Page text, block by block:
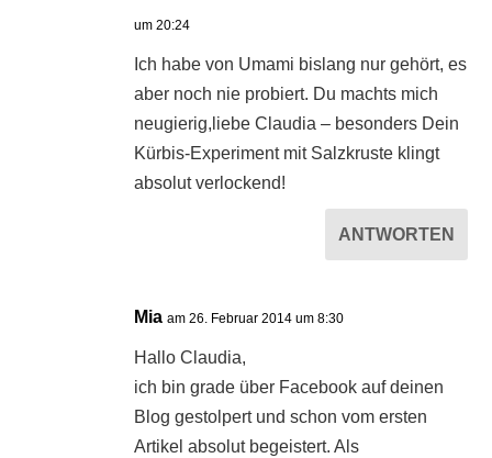
um 20:24
Ich habe von Umami bislang nur gehört, es
aber noch nie probiert. Du machts mich
neugierig,liebe Claudia – besonders Dein
Kürbis-Experiment mit Salzkruste klingt
absolut verlockend!
ANTWORTEN
Mia am 26. Februar 2014 um 8:30
Hallo Claudia,
ich bin grade über Facebook auf deinen
Blog gestolpert und schon vom ersten
Artikel absolut begeistert. Als